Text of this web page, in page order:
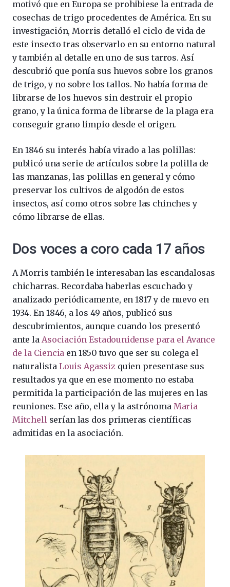
motivó que en Europa se prohibiese la entrada de
cosechas de trigo procedentes de América. En su
investigación, Morris detalló el ciclo de vida de
este insecto tras observarlo en su entorno natural
y también al detalle en uno de sus tarros. Así
descubrió que ponía sus huevos sobre los granos
de trigo, y no sobre los tallos. No había forma de
librarse de los huevos sin destruir el propio
grano, y la única forma de librarse de la plaga era
conseguir grano limpio desde el origen.
En 1846 su interés había virado a las polillas:
publicó una serie de artículos sobre la polilla de
las manzanas, las polillas en general y cómo
preservar los cultivos de algodón de estos
insectos, así como otros sobre las chinches y
cómo librarse de ellas.
Dos voces a coro cada 17 años
A Morris también le interesaban las escandalosas
chicharras. Recordaba haberlas escuchado y
analizado periódicamente, en 1817 y de nuevo en
1934. En 1846, a los 49 años, publicó sus
descubrimientos, aunque cuando los presentó
ante laAsociación Estadounidense para el Avance
de la Ciencia en 1850 tuvo que ser su colega el
naturalista Louis Agassizquien presentase sus
resultados ya que en ese momento no estaba
permitida la participación de las mujeres en las
reuniones. Ese año, ella y la astrónoma Maria
Mitchellserían las dos primeras científicas
admitidas en la asociación.